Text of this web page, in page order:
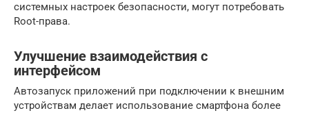
системных настроек безопасности, могут потребовать
Root-права.
Улучшение взаимодействия с
интерфейсом
Автозапуск приложений при подключении к внешним
устройствам делает использование смартфона более